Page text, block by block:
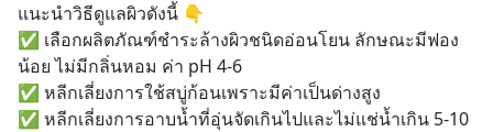
แนะนำวิธีดูแลผิวดังนี้ 👇
✅ เลือกผลิตภัณฑ์ชำระล้างผิวชนิดอ่อนโยน ลักษณะมีฟอง
น้อย ไม่มีกลิ่นหอม ค่า pH 4-6
✅ หลีกเลี่ยงการใช้สบู่ก้อนเพราะมีค่าเป็นด่างสูง
✅ หลีกเลี่ยงการอาบน้ำที่อุ่นจัดเกินไปและไม่แช่น้ำเกิน 5-10